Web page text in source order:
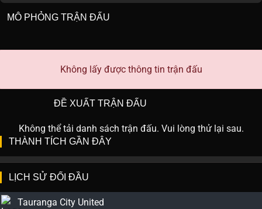
MÔ PHỎNG TRẬN ĐẤU
Không lấy được thông tin trận đấu
ĐỀ XUẤT TRẬN ĐẤU
Không thể tải danh sách trận đấu. Vui lòng thử lại sau.
THÀNH TÍCH GẦN ĐÂY
LỊCH SỬ ĐỐI ĐẦU
Tauranga City United